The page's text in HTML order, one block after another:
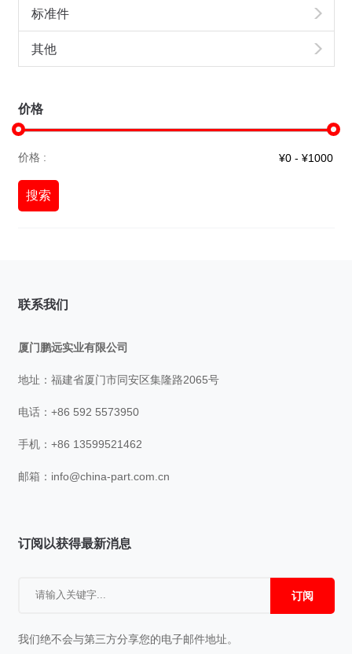
标准件
其他
价格
价格 :
搜索
联系我们
厦门鹏远实业有限公司
地址：福建省厦门市同安区集隆路2065号
电话：+86 592 5573950
手机：+86 13599521462
邮箱： info@china-part.com.cn
订阅以获得最新消息
订阅
我们绝不会与第三方分享您的电子邮件地址。